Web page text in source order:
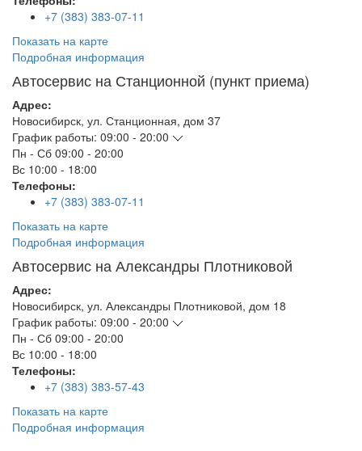
+7 (383) 383-07-11
Показать на карте
Подробная информация
Автосервис на Станционной (пункт приема)
Адрес:
Новосибирск, ул. Станционная, дом 37
График работы: 09:00 - 20:00
Пн - Сб 09:00 - 20:00
Вс 10:00 - 18:00
Телефоны:
+7 (383) 383-07-11
Показать на карте
Подробная информация
Автосервис на Александры Плотниковой
Адрес:
Новосибирск, ул. Александры Плотниковой, дом 18
График работы: 09:00 - 20:00
Пн - Сб 09:00 - 20:00
Вс 10:00 - 18:00
Телефоны:
+7 (383) 383-57-43
Показать на карте
Подробная информация